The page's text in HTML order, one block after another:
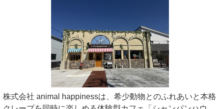
株式会社 animal happinessは、希少動物とのふれあいと本格